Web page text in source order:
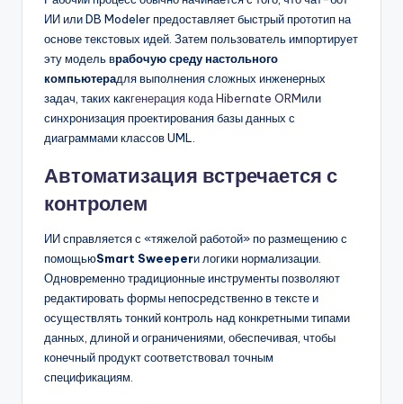
ИИ или DB Modeler предоставляет быстрый прототип на
основе текстовых идей. Затем пользователь импортирует
эту модель врабочую среду настольного
компьютерадля выполнения сложных инженерных
задач, таких какгенерация кода Hibernate ORMили
синхронизация проектирования базы данных с
диаграммами классов UML.
Автоматизация встречается с
контролем
ИИ справляется с «тяжелой работой» по размещению с
помощьюSmart Sweeperи логики нормализации.
Одновременно традиционные инструменты позволяют
редактировать формы непосредственно в тексте и
осуществлять тонкий контроль над конкретными типами
данных, длиной и ограничениями, обеспечивая, чтобы
конечный продукт соответствовал точным
спецификациям.